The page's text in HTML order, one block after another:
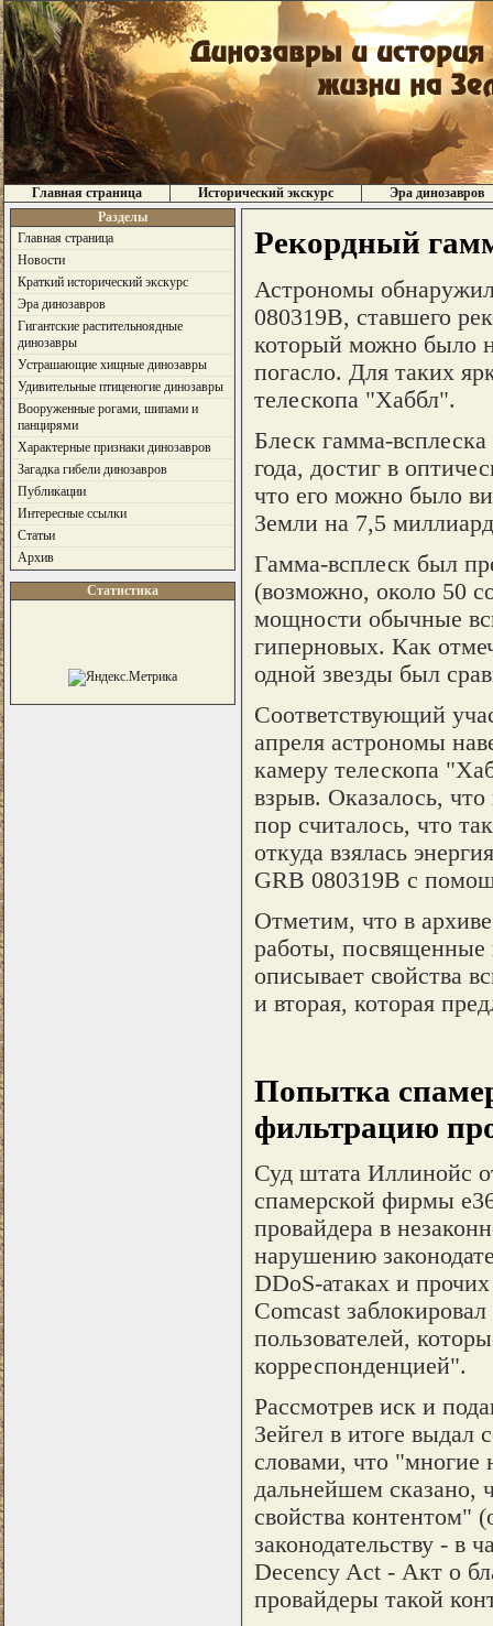
Главная страница Исторический экскурс
Эра динозавров
Разделы
Главная страница
Новости
Краткий исторический экскурс
Эра динозавров
Гигантские растительноядные
динозавры
Устрашающие хищные динозавры
Удивительные птиценогие динозавры
Вооруженные рогами, шипами и
панцирями
Характерные признаки динозавров
Загадка гибели динозавров
Публикации
Интересные ссылки
Статьи
Архив
Статистика
Рекордный
Астрономы
080319B, ставшего
который можно было
погасло. Для таких
телескопа "Хаббл".
Блеск гамма-
года, достиг в
что его можно было
Земли на 7,5
Гамма-всплеск был
(возможно, около 50
мощности обычные
гиперновых. Как
одной звезды был
Соответствующий
апреля астрономы
камеру телескопа
взрыв. Оказалось,
пор считалось, что
откуда взялась
GRB 080319B с
Отметим, что в
работы, посвященные
описывает свойства
и вторая, которая
Попытка
фильтрацию
Суд штата Иллинойс
спамерской фирмы
провайдера в
нарушению
DDoS-атаках и
Comcast
пользователей,
корреспонденцией".
Рассмотрев иск и
Зейгел в итоге выдал
словами, что "многие
дальнейшем сказано,
свойства контентом"
законодательству - в
Decency Act - Акт о
провайдеры такой